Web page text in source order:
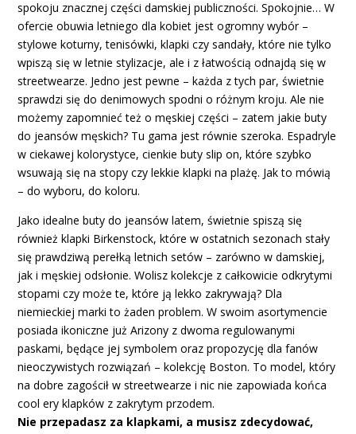
spokoju znacznej części damskiej publiczności. Spokojnie… W
ofercie obuwia letniego dla kobiet jest ogromny wybór –
stylowe koturny, tenisówki, klapki czy sandały, które nie tylko
wpiszą się w letnie stylizacje, ale i z łatwością odnajdą się w
streetwearze. Jedno jest pewne – każda z tych par, świetnie
sprawdzi się do denimowych spodni o różnym kroju. Ale nie
możemy zapomnieć też o męskiej części – zatem jakie buty
do jeansów męskich? Tu gama jest równie szeroka. Espadryle
w ciekawej kolorystyce, cienkie buty slip on, które szybko
wsuwają się na stopy czy lekkie klapki na plażę. Jak to mówią
– do wyboru, do koloru.
Jako idealne buty do jeansów latem, świetnie spiszą się
również klapki Birkenstock, które w ostatnich sezonach stały
się prawdziwą perełką letnich setów – zarówno w damskiej,
jak i męskiej odsłonie. Wolisz kolekcje z całkowicie odkrytymi
stopami czy może te, które ją lekko zakrywają? Dla
niemieckiej marki to żaden problem. W swoim asortymencie
posiada ikoniczne już Arizony z dwoma regulowanymi
paskami, będące jej symbolem oraz propozycję dla fanów
nieoczywistych rozwiązań – kolekcję Boston. To model, który
na dobre zagościł w streetwearze i nic nie zapowiada końca
cool ery klapków z zakrytym przodem.
Nie przepadasz za klapkami, a musisz zdecydować,